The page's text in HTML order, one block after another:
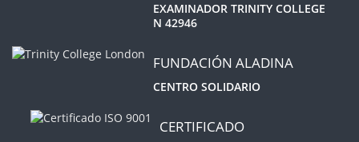
EXAMINADOR TRINITY COLLEGE
N 42946
FUNDACIÓN ALADINA
CENTRO SOLIDARIO
CERTIFICADO